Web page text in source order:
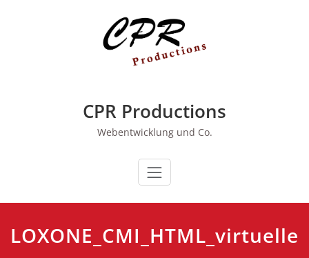
CPR Productions
Webentwicklung und Co.
LOXONE_CMI_HTML_virtuelle